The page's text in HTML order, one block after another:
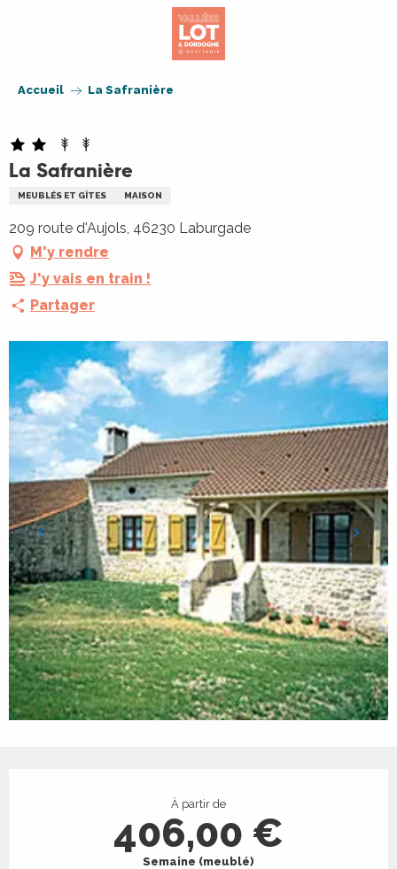
Accueil La Safranière
La Safranière
MEUBLÉS ET GÎTES MAISON
209 route d'Aujols, 46230 Laburgade
M'y rendre
J'y vais en train !
Partager
À partir de
406,00 €
Semaine (meublé)